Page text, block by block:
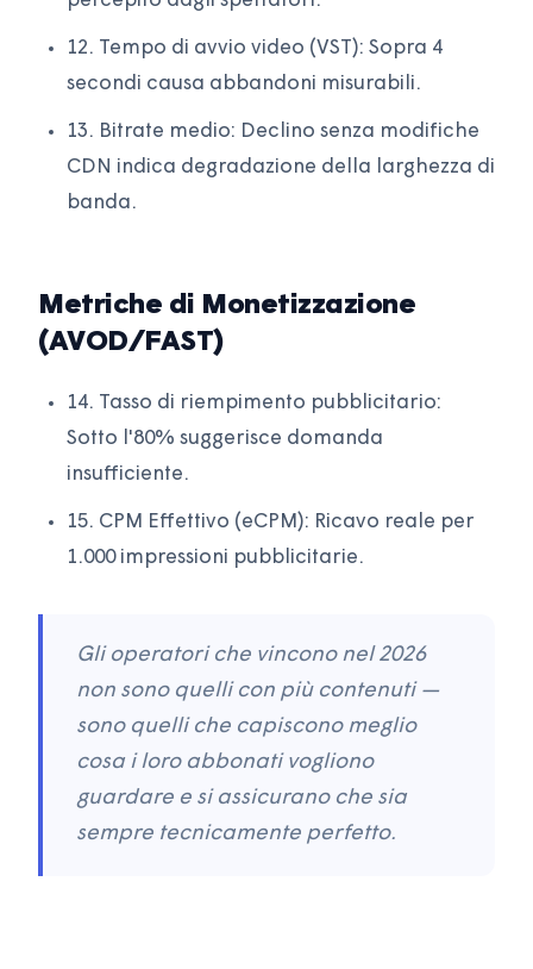
12. Tempo di avvio video (VST): Sopra 4
secondi causa abbandoni misurabili.
13. Bitrate medio: Declino senza modifiche
CDN indica degradazione della larghezza di
banda.
Metriche di Monetizzazione
(AVOD/FAST)
14. Tasso di riempimento pubblicitario:
Sotto l'80% suggerisce domanda
insufficiente.
15. CPM Effettivo (eCPM): Ricavo reale per
1.000 impressioni pubblicitarie.
Gli operatori che vincono nel 2026
non sono quelli con più contenuti —
sono quelli che capiscono meglio
cosa i loro abbonati vogliono
guardare e si assicurano che sia
sempre tecnicamente perfetto.